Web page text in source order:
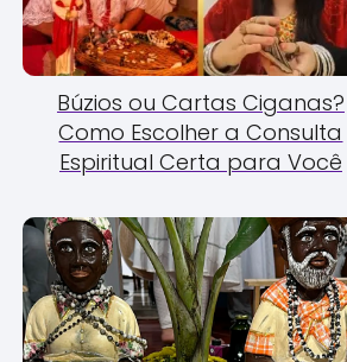
Búzios ou Cartas Ciganas?
Como Escolher a Consulta
Espiritual Certa para Você